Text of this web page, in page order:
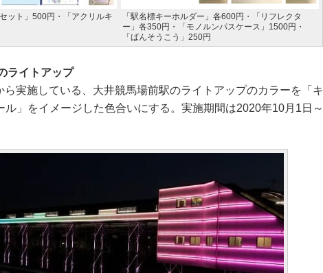
ット」500円・「アクリルキ
「駅名標キーホルダー」各600円・「リフレクタ
ー」各350円・「モノルンパスケース」1500円・
「ばんそうこう」250円
ライトアップ
実施している、大井競馬場前駅のライトアップのカラーを「キ
ル」をイメージした色合いにする。実施期間は2020年10月1日～